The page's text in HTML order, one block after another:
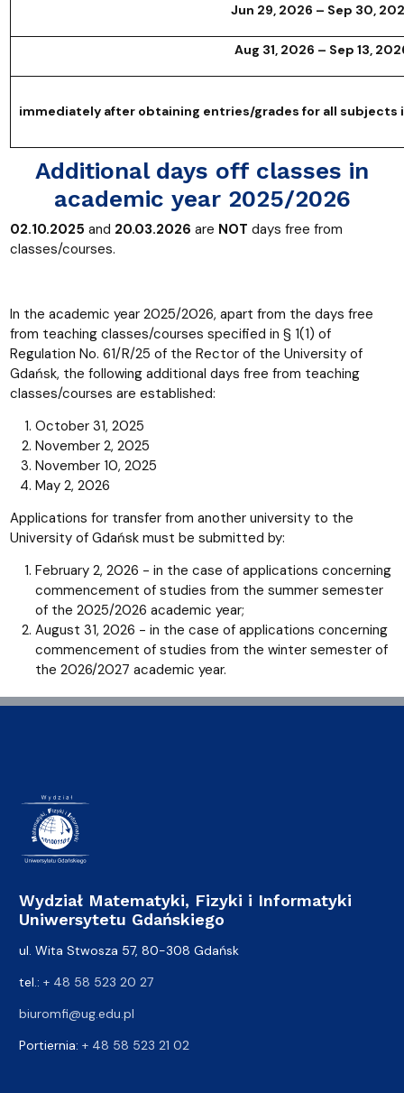
Jun 29, 2026 – Sep 30,
Aug 31, 2026 – Sep 13,
immediately after obtaining entries/grades for all
Additional days off classes in
academic year 2025/2026
02.10.2025 and 20.03.2026 are NOT days free from
classes/courses.
In the academic year 2025/2026, apart from the days free
from teaching classes/courses specified in § 1(1) of
Regulation No. 61/R/25 of the Rector of the University of
Gdańsk, the following additional days free from teaching
classes/courses are established:
October 31, 2025
November 2, 2025
November 10, 2025
May 2, 2026
Applications for transfer from another university to the
University of Gdańsk must be submitted by:
February 2, 2026 - in the case of applications concerning
commencement of studies from the summer semester
of the 2025/2026 academic year;
August 31, 2026 - in the case of applications concerning
commencement of studies from the winter semester of
the 2026/2027 academic year.
Wydział Matematyki, Fizyki i Informatyki
Uniwersytetu Gdańskiego
ul. Wita Stwosza 57, 80-308 Gdańsk
tel.: + 48 58 523 20 27
biuromfi@ug.edu.pl
Portiernia: + 48 58 523 21 02